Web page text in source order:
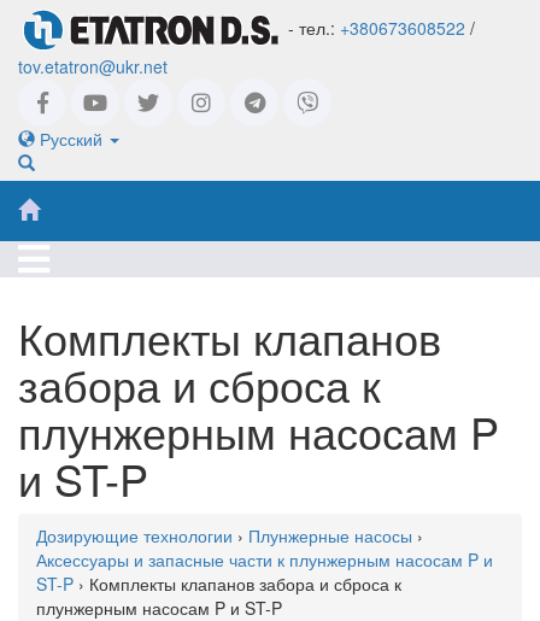
- тел.: +380673608522 /
tov.etatron@ukr.net
Русский
Комплекты клапанов
забора и сброса к
плунжерным насосам P
и ST-P
Дозирующие технологии › Плунжерные насосы ›
Аксессуары и запасные части к плунжерным насосам P и
ST-P › Комплекты клапанов забора и сброса к
плунжерным насосам P и ST-P